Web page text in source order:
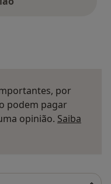
por
podem pagar
opinião. Saiba